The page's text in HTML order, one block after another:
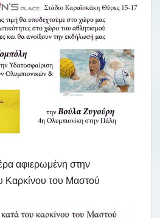
αφιερωμένη στην
Καρκίνου του Μαστού